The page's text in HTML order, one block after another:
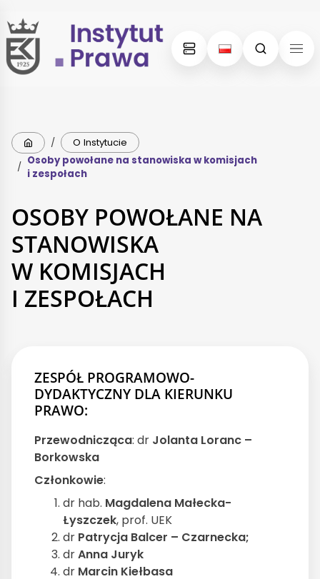
Skip
to
content
Skip
to
menu
Strona główna
/
O Instytucie
/ Osoby powołane na stanowiska w komisjach
i zespołach
OSOBY POWOŁANE NA
STANOWISKA
W KOMISJACH
I ZESPOŁACH
ZESPÓŁ PROGRAMOWO-
DYDAKTYCZNY DLA KIERUNKU
PRAWO:
Przewodnicząca: dr Jolanta Loranc –
Borkowska
Członkowie:
dr hab. Magdalena Małecka-
Łyszczek, prof. UEK
dr Patrycja Balcer – Czarnecka;
drAnna Juryk
dr Marcin Kiełbasa